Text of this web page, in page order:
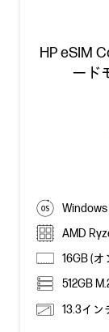
HP eSIM
ード
Windows
AMD
16GB (
512GB
13.3イン